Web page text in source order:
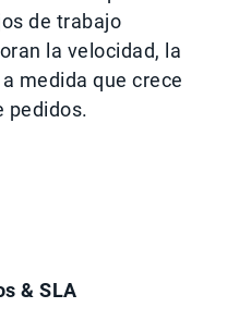
de trabajo
la velocidad, la
medida que crece
pedidos.
& SLA